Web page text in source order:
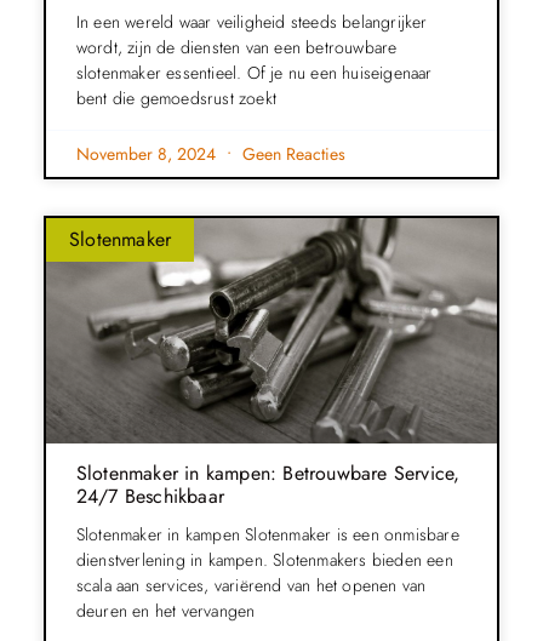
In een wereld waar veiligheid steeds belangrijker
wordt, zijn de diensten van een betrouwbare
slotenmaker essentieel. Of je nu een huiseigenaar
bent die gemoedsrust zoekt
November 8, 2024 Geen Reacties
Slotenmaker
Slotenmaker in kampen: Betrouwbare Service,
24/7 Beschikbaar
Slotenmaker in kampen Slotenmaker is een onmisbare
dienstverlening in kampen. Slotenmakers bieden een
scala aan services, variërend van het openen van
deuren en het vervangen